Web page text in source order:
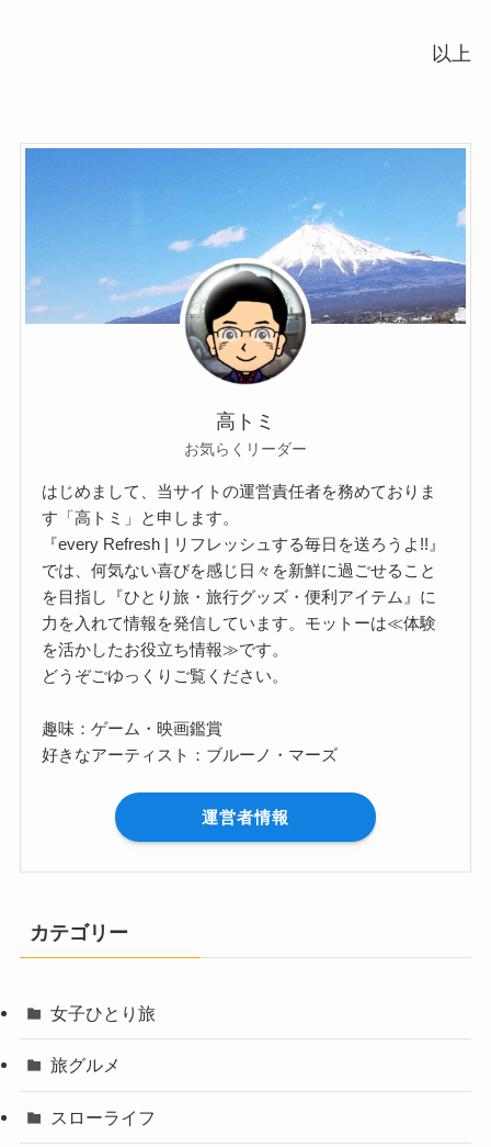
以上
高トミ
お気らくリーダー
はじめまして、当サイトの運営責任者を務めておりま
す「高トミ」と申します。
『every Refresh | リフレッシュする毎日を送ろうよ!!』
では、何気ない喜びを感じ日々を新鮮に過ごせること
を目指し『ひとり旅・旅行グッズ・便利アイテム』に
力を入れて情報を発信しています。モットーは≪体験
を活かしたお役立ち情報≫です。
どうぞごゆっくりご覧ください。
趣味：ゲーム・映画鑑賞
好きなアーティスト：ブルーノ・マーズ
運営者情報
カテゴリー
女子ひとり旅
旅グルメ
スローライフ